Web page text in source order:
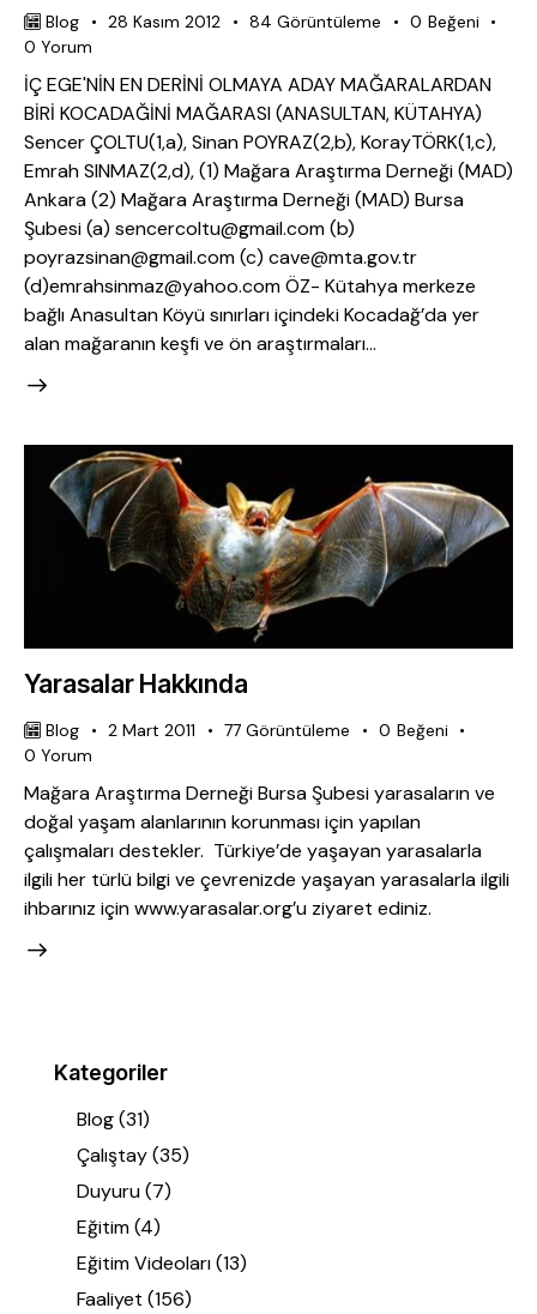
Blog 28 Kasım 2012 84 Görüntüleme 0 Beğeni
0 Yorum
İÇ EGE'NİN EN DERİNİ OLMAYA ADAY MAĞARALARDAN
BİRİ KOCADAĞİNİ MAĞARASI (ANASULTAN, KÜTAHYA)
Sencer ÇOLTU(1,a), Sinan POYRAZ(2,b), KorayTÖRK(1,c),
Emrah SINMAZ(2,d), (1) Mağara Araştırma Derneği (MAD)
Ankara (2) Mağara Araştırma Derneği (MAD) Bursa
Şubesi (a) sencercoltu@gmail.com (b)
poyrazsinan@gmail.com (c) cave@mta.gov.tr
(d)emrahsinmaz@yahoo.com ÖZ- Kütahya merkeze
bağlı Anasultan Köyü sınırları içindeki Kocadağ’da yer
alan mağaranın keşfi ve ön araştırmaları…
Yarasalar Hakkında
Blog 2 Mart 2011 77 Görüntüleme 0 Beğeni
0 Yorum
Mağara Araştırma Derneği Bursa Şubesi yarasaların ve
doğal yaşam alanlarının korunması için yapılan
çalışmaları destekler. Türkiye’de yaşayan yarasalarla
ilgili her türlü bilgi ve çevrenizde yaşayan yarasalarla ilgili
ihbarınız için www.yarasalar.org’u ziyaret ediniz.
Kategoriler
Blog(31)
Çalıştay(35)
Duyuru(7)
Eğitim(4)
Eğitim Videoları(13)
Faaliyet (156)